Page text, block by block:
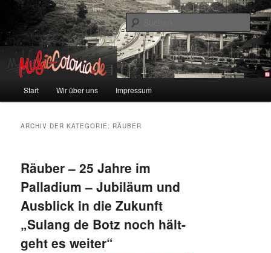
wechseln
sekundären
Inhalt
wechselnmusic-colonia
Colonia und Musik!
Start Wir über uns Impressum
ARCHIV DER KATEGORIE: RÄUBER
Räuber – 25 Jahre im
Palladium – Jubiläum und
Ausblick in die Zukunft
„Sulang de Botz noch hält-
geht es weiter“